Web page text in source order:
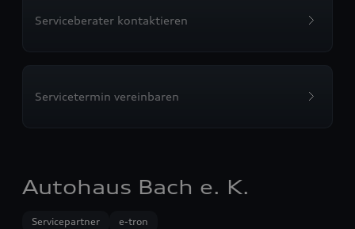
Serviceberater kontaktieren
Servicetermin vereinbaren
Autohaus Bach e. K.
Servicepartner e-tron